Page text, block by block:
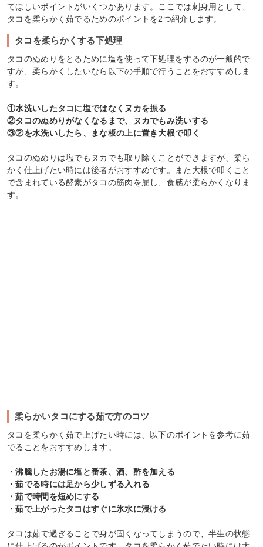
てほしいポイントがいくつかあります。ここでは刺身用として、
タコを柔らかく茹でるためのポイントを2つ紹介します。
タコを柔らかくする下処理
タコのぬめりをとるために塩を使って下処理をするのが一般的で
すが、柔らかくしたいなら以下の手順で行うことをおすすめしま
す。
①水洗いしたタコに塩ではなくヌカを振る
②タコのぬめりがなくなるまで、ヌカでもみ洗いする
③②を水洗いしたら、まな板の上に置き大根で叩く
タコのぬめりは塩でもヌカでも取り除くことができますが、柔ら
かく仕上げたい時には後者がおすすめです。また大根で叩くこと
で含まれている酵素がタコの筋肉を崩し、食感が柔らかくなりま
す。
柔らかいタコにする茹で方のコツ
タコを柔らかく茹で上げたい時には、以下のポイントを参考に茹
でることをおすすめします。
・沸騰したお湯に塩と番茶、酒、酢を加える
・茹でる時には足から少しずる入れる
・茹で時間を短めにする
・茹で上がったタコはすぐに氷水に浸ける
タコは茹で過ぎることで身が固くなってしまうので、半生の状態